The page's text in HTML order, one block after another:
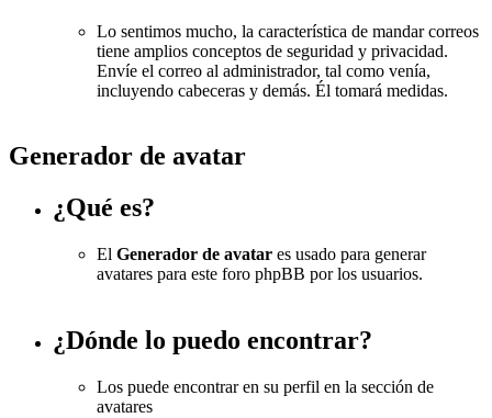
Lo sentimos mucho, la característica de mandar correos
tiene amplios conceptos de seguridad y privacidad.
Envíe el correo al administrador, tal como venía,
incluyendo cabeceras y demás. Él tomará medidas.
Generador de avatar
¿Qué es?
El Generador de avatar es usado para generar
avatares para este foro phpBB por los usuarios.
¿Dónde lo puedo encontrar?
Los puede encontrar en su perfil en la sección de
avatares